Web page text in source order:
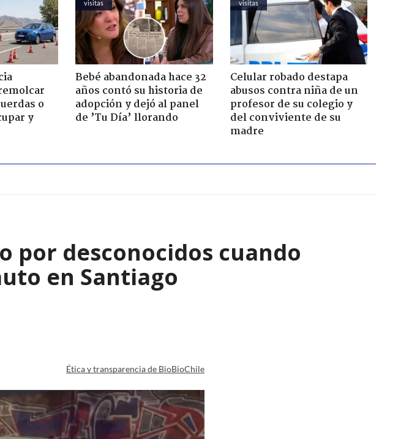
o
y
visitas
Bebé abandonada hace 32
años contó su historia de
adopción y dejó al panel
de ’Tu Día’ llorando
visitas
Celular robado destapa
abusos contra niña de un
profesor de su colegio y
del conviviente de su
madre
por desconocidos cuando
en Santiago
Ética y transparencia de BioBioChile